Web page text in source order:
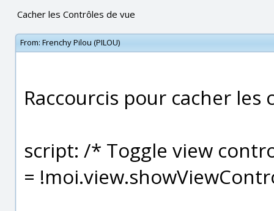
Cacher les Contrôles de vue
From: Frenchy Pilou (PILOU)
Raccourcis pour cacher les
script: /* Toggle view
=